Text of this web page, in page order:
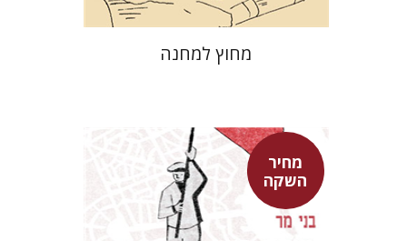
מחוץ למחנה
מחיר
השקה
בני מר